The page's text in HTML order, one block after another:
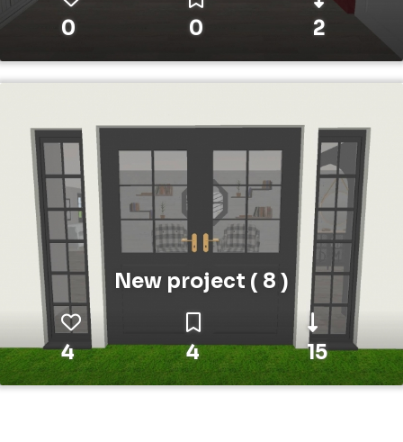
0 0 2
New project ( 8 )
4 4 15